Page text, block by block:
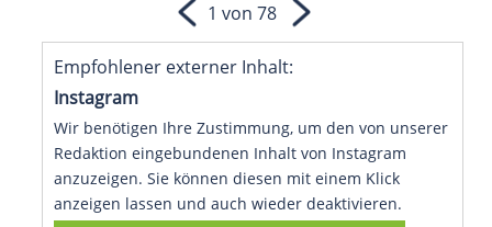
Empfohlener externer Inhalt:
Instagram
Wir benötigen Ihre Zustimmung, um den von unserer
Redaktion eingebundenen Inhalt von Instagram
anzuzeigen. Sie können diesen mit einem Klick
anzeigen lassen und auch wieder deaktivieren.
1 von 78